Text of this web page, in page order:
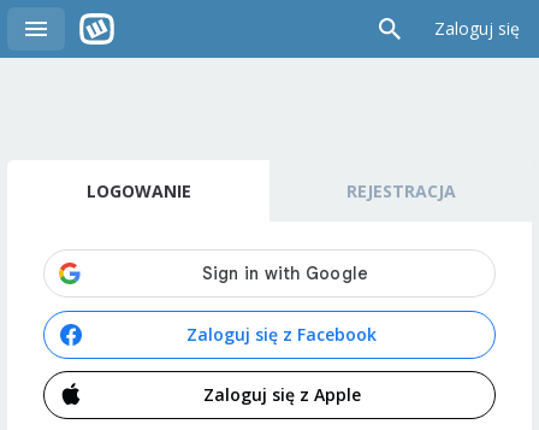
Zaloguj się
LOGOWANIE REJESTRACJA
Zaloguj się z Facebook
Zaloguj się z Apple